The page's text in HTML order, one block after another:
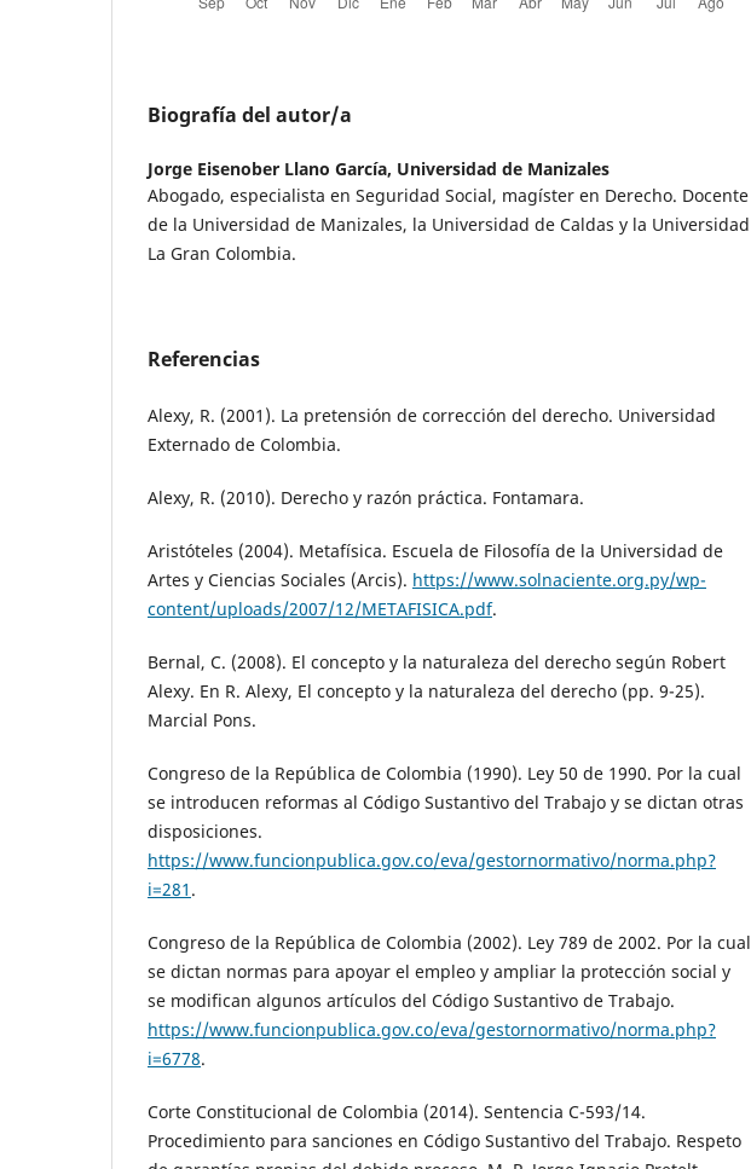
Biografía del autor/a
Jorge Eisenober Llano García, Universidad de Manizales
Abogado, especialista en Seguridad Social, magíster en Derecho. Docente
de la Universidad de Manizales, la Universidad de Caldas y la Universidad
La Gran Colombia.
Referencias
Alexy, R. (2001). La pretensión de corrección del derecho. Universidad
Externado de Colombia.
Alexy, R. (2010). Derecho y razón práctica. Fontamara.
Aristóteles (2004). Metafísica. Escuela de Filosofía de la Universidad de
Artes y Ciencias Sociales (Arcis). https://www.solnaciente.org.py/wp-
content/uploads/2007/12/METAFISICA.pdf.
Bernal, C. (2008). El concepto y la naturaleza del derecho según Robert
Alexy. En R. Alexy, El concepto y la naturaleza del derecho (pp. 9-25).
Marcial Pons.
Congreso de la República de Colombia (1990). Ley 50 de 1990. Por la cual
se introducen reformas al Código Sustantivo del Trabajo y se dictan otras
disposiciones.
https://www.funcionpublica.gov.co/eva/gestornormativo/norma.php?
i=281 .
Congreso de la República de Colombia (2002). Ley 789 de 2002. Por la cual
se dictan normas para apoyar el empleo y ampliar la protección social y
se modifican algunos artículos del Código Sustantivo de Trabajo.
https://www.funcionpublica.gov.co/eva/gestornormativo/norma.php?
i=6778.
Corte Constitucional de Colombia (2014). Sentencia C-593/14.
Procedimiento para sanciones en Código Sustantivo del Trabajo. Respeto